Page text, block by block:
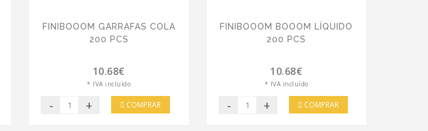
FINIBOOOM GARRAFAS COLA
200 PCS
10.68€
* IVA incluído
- + COMPRAR
FINIBOOOM BOOOM LÍQUIDO
200 PCS
10.68€
* IVA incluído
- + COMPRAR